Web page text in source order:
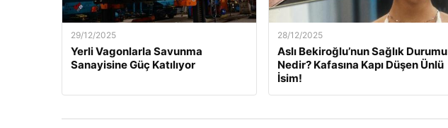
29/12/2025
Yerli Vagonlarla Savunma
Sanayisine Güç Katılıyor
28/12/2025
Aslı Bekiroğlu’nun Sağlık Durumu
Nedir? Kafasına Kapı Düşen Ünlü
İsim!